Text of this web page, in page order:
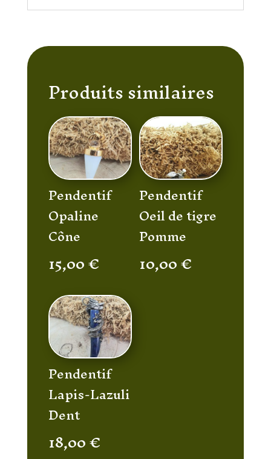
Produits similaires
Pendentif
Opaline
Cône
15,00€
Pendentif
Oeil de tigre
Pomme
10,00€
Pendentif
Lapis-Lazuli
Dent
18,00€